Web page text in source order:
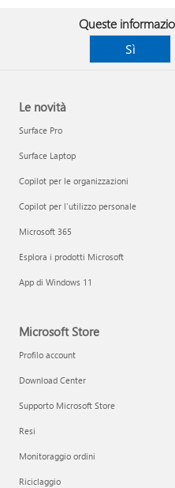
Queste
Sì
Le novità
Surface Pro
Surface Laptop
Copilot per le organizzazioni
Copilot per l'utilizzo personale
Microsoft 365
Esplora i prodotti Microsoft
App di Windows 11
Microsoft Store
Profilo account
Download Center
Supporto Microsoft Store
Resi
Monitoraggio ordini
Riciclaggio